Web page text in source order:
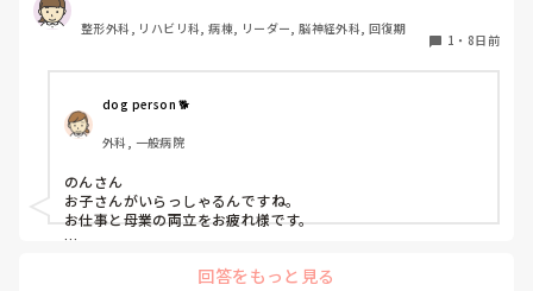
整形外科, リハビリ科, 病棟, リーダー, 脳神経外科, 回復期
1 ・ 8日前
dog person 🐕
外科, 一般病院
のんさん
お子さんがいらっしゃるんですね。
お仕事と母業の両立をお疲れ様です。
り」で乗り切りました。 回答をもっと見る